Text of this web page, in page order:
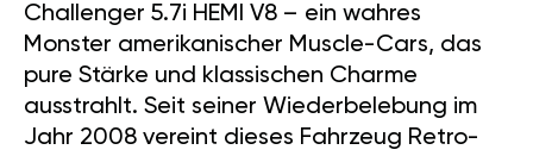
Challenger 5.7i HEMI V8 – ein wahres
Monster amerikanischer Muscle-Cars, das
pure Stärke und klassischen Charme
ausstrahlt. Seit seiner Wiederbelebung im
Jahr 2008 vereint dieses Fahrzeug Retro-